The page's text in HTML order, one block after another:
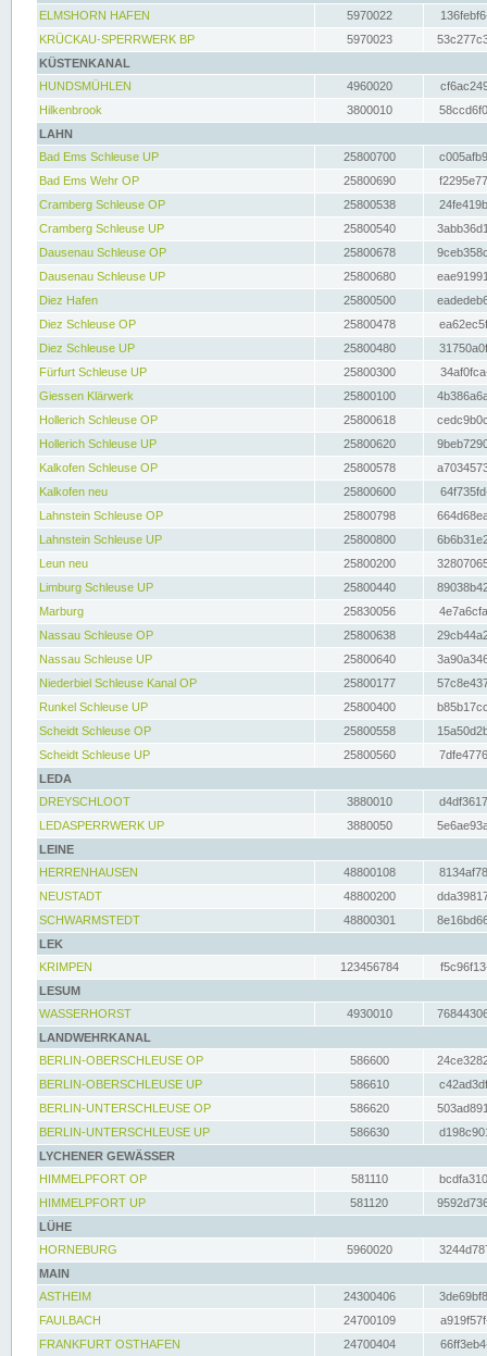
ELMSHORN HAFEN
5970022
KRÜCKAU-SPERRWERK BP
5970023
KÜSTENKANAL
HUNDSMÜHLEN
4960020
Hilkenbrook
3800010
LAHN
Bad Ems Schleuse UP
25800700
Bad Ems Wehr OP
25800690
Cramberg Schleuse OP
25800538
Cramberg Schleuse UP
25800540
Dausenau Schleuse OP
25800678
Dausenau Schleuse UP
25800680
Diez Hafen
25800500
Diez Schleuse OP
25800478
Diez Schleuse UP
25800480
Fürfurt Schleuse UP
25800300
Giessen Klärwerk
25800100
Hollerich Schleuse OP
25800618
Hollerich Schleuse UP
25800620
Kalkofen Schleuse OP
25800578
Kalkofen neu
25800600
Lahnstein Schleuse OP
25800798
Lahnstein Schleuse UP
25800800
Leun neu
25800200
Limburg Schleuse UP
25800440
Marburg
25830056
Nassau Schleuse OP
25800638
Nassau Schleuse UP
25800640
Niederbiel Schleuse Kanal OP
25800177
Runkel Schleuse UP
25800400
Scheidt Schleuse OP
25800558
Scheidt Schleuse UP
25800560
LEDA
DREYSCHLOOT
3880010
LEDASPERRWERK UP
3880050
LEINE
HERRENHAUSEN
48800108
NEUSTADT
48800200
SCHWARMSTEDT
48800301
LEK
KRIMPEN
123456784
LESUM
WASSERHORST
4930010
LANDWEHRKANAL
BERLIN-OBERSCHLEUSE OP
586600
BERLIN-OBERSCHLEUSE UP
586610
BERLIN-UNTERSCHLEUSE OP
586620
BERLIN-UNTERSCHLEUSE UP
586630
LYCHENER GEWÄSSER
HIMMELPFORT OP
581110
HIMMELPFORT UP
581120
LÜHE
HORNEBURG
5960020
MAIN
ASTHEIM
24300406
FAULBACH
24700109
FRANKFURT OSTHAFEN
24700404